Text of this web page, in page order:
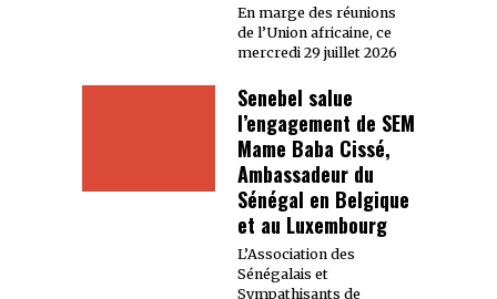
En marge des réunions
de l’Union africaine, ce
mercredi 29 juillet 2026
Senebel salue
l’engagement de SEM
Mame Baba Cissé,
Ambassadeur du
Sénégal en Belgique
et au Luxembourg
L’Association des
Sénégalais et
Sympathisants de